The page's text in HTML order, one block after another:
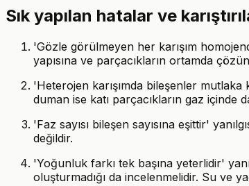
Sık yapılan hatalar ve
'Gözle görülmeyen her karışım
yapısına ve parçacıkların ortamda
'Heterojen karışımda bileşenler mutlaka
duman ise katı parçacıkların gaz içinde
'Faz sayısı bileşen sayısına eşittir'
değildir.
'Yoğunluk farkı tek başına yeterlidir'
oluşturmadığı da incelenmelidir. Su ve